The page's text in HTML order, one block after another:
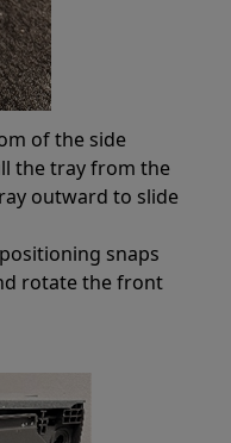
of the side
the tray from the
outward to slide
snaps
rotate the front